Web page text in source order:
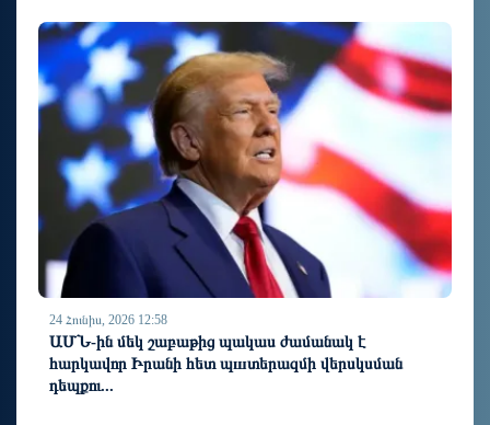
24 Հունիս, 2026 12:58
ԱՄՆ-ին մեկ շաբաթից պակաս ժամանակ է
հարկավոր Իրանի հետ պшտերազմի վերսկսման
դեպքու...